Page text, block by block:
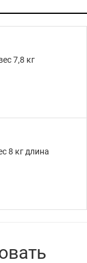
7,8 кг
8 кг длина